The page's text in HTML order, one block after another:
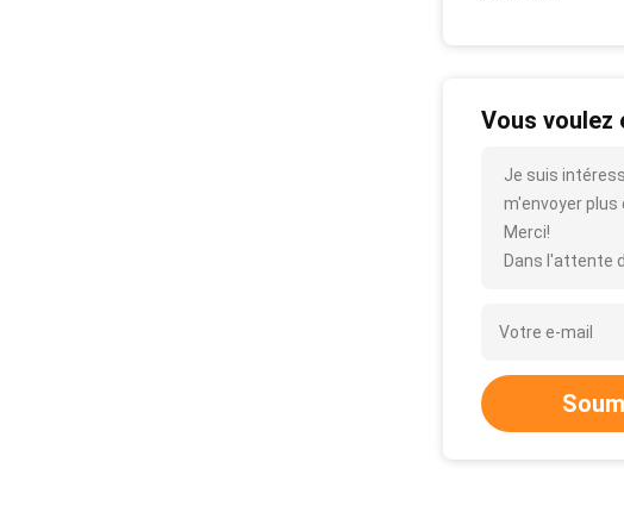
Vous voulez
Je suis
m'envoyer plus
Merci!
Dans l'attente